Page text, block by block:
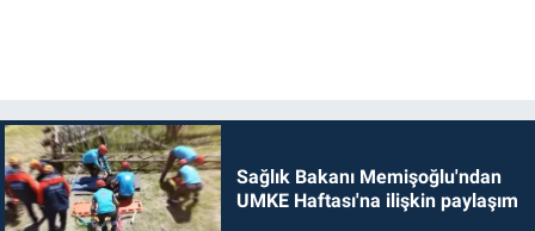
Sağlık Bakanı Memişoğlu'ndan
UMKE Haftası'na ilişkin paylaşım